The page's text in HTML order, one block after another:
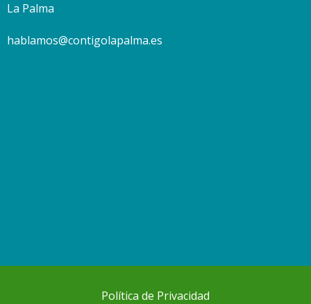
La Palma
hablamos@contigolapalma.es
Política de Privacidad